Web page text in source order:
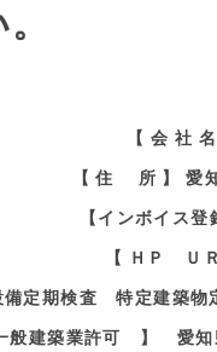
【 会 社
【 住 所 】 愛
【インボイス
【 ＨＰ Ｕ
備定期検査 特定建
建築業許可 】 愛知